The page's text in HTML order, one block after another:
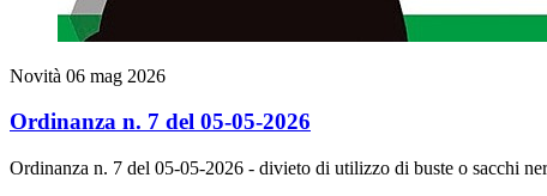
Novità 06 mag 2026
Ordinanza n. 7 del 05-05-2026
Ordinanza n. 7 del 05-05-2026 - divieto di utilizzo di buste o sacchi